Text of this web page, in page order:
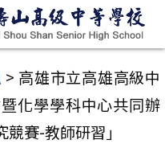
> 高雄市立高雄高級中
化學學科中心共同辦
賽-教師研習」